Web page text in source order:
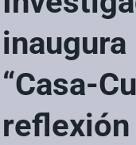
“Casa-